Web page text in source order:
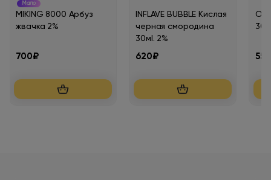
Мало
MIKING 8000 Арбуз
жвачка 2%
700₽
INFLAVE BUBBLE Кислая
черная смородина
30мl. 2%
620₽